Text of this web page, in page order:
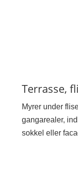
Terrasse,
Myrer under
gangarealer,
sokkel eller